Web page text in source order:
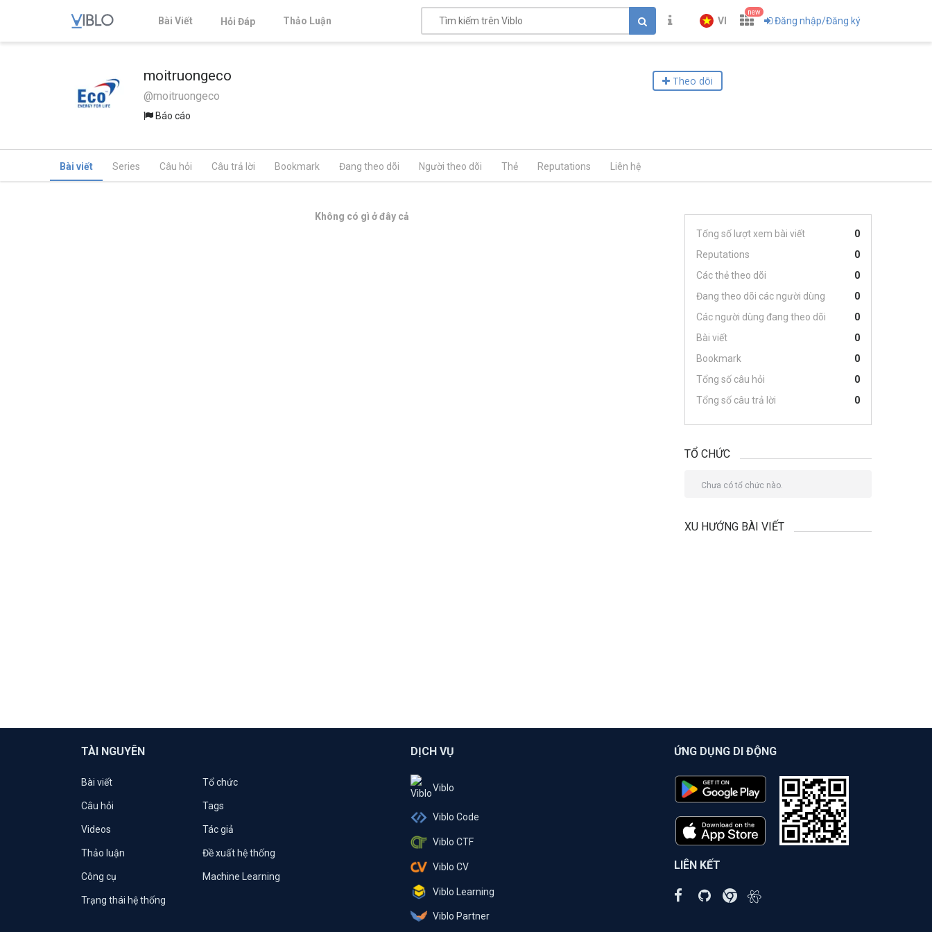
Bài Viết Hỏi Đáp Thảo Luận VI
new
Đăng nhập/Đăng ký
moitruongeco
@moitruongeco
Báo cáo
Theo dõi
Bài viết Series Câu hỏi Câu trả lời Bookmark Đang theo dõi Người theo dõi Thẻ Reputations Liên hệ
Không có gì ở đây cả
Tổng số lượt xem bài viết
0
Reputations
0
Các thẻ theo dõi
0
Đang theo dõi các người dùng
0
Các người dùng đang theo dõi
0
Bài viết
0
Bookmark
0
Tổng số câu hỏi
0
Tổng số câu trả lời
0
TỔ CHỨC
Chưa có tổ chức nào.
XU HƯỚNG BÀI VIẾT
TÀI NGUYÊN
Bài viết Tổ chức
Câu hỏi Tags
Videos Tác giả
Thảo luận Đề xuất hệ thống
Công cụ Machine Learning
Trạng thái hệ thống
DỊCH VỤ
Viblo
Viblo Code
Viblo CTF
Viblo CV
Viblo Learning
Viblo Partner
ỨNG DỤNG DI ĐỘNG
LIÊN KẾT